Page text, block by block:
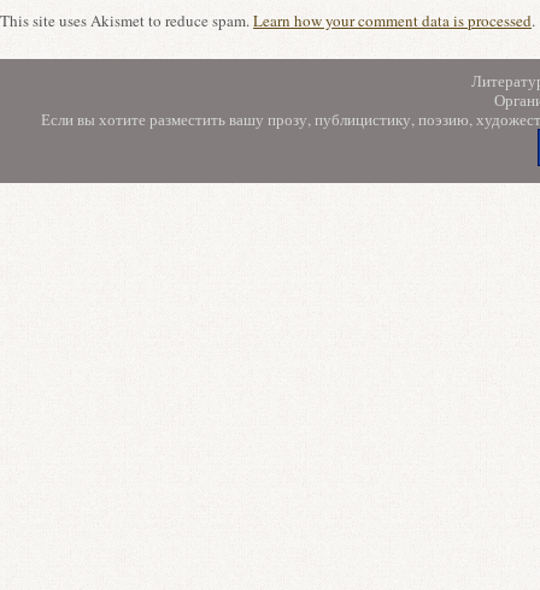
This site uses Akismet to reduce spam.Learn how your comment data is processed.
Если вы хотите разместить вашу прозу, публицистику, поэзию,